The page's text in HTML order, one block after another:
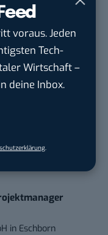
voraus. Jeden
Tech-
Wirtschaft –
deine Inbox.
bekommen jeden
mit den
sichern sich
du dich
(m/w/d)
in Eschborn